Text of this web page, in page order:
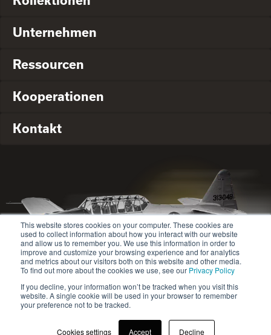
This website stores cookies on your computer. These cookies are
used to collect information about how you interact with our website
and allow us to remember you. We use this information in order to
improve and customize your browsing experience and for analytics
and metrics about our visitors both on this website and other media.
To find out more about the cookies we use, see our Privacy Policy
If you decline, your information won’t be tracked when you visit this
website. A single cookie will be used in your browser to remember
your preference not to be tracked.
Cookies settings Accept Decline
Unternehmen
Ressourcen
Kooperationen
Kontakt
© 2020-2024 Safety Jogger All rights reserved
Site map
Datenschutz-Bestimmungen